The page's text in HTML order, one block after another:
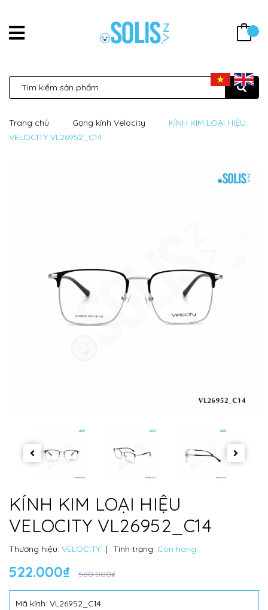
Trang chủ Gọng kính Velocity
KÍNH KIM LOẠI HIỆU
VELOCITY VL26952_C14
KÍNH KIM LOẠI HIỆU
VELOCITY VL26952_C14
Thương hiệu: VELOCITY | Tình trạng: Còn hàng
522.000₫ 580.000₫
Mã kính: VL26952_C14